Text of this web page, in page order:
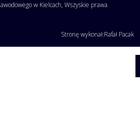
w Kielcach, Wszyskie prawa
Stronę wykonał:Rafał Pacak